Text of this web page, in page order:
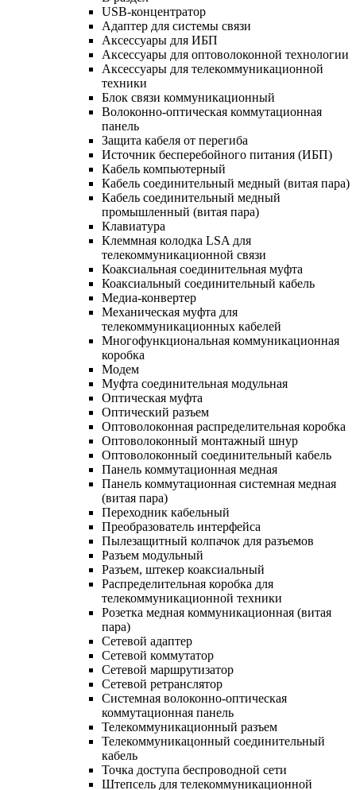
USB-концентратор
Адаптер для системы связи
Аксессуары для ИБП
Аксессуары для оптоволоконной технологии
Аксессуары для телекоммуникационной
техники
Блок связи коммуникационный
Волоконно-оптическая коммутационная
панель
Защита кабеля от перегиба
Источник бесперебойного питания (ИБП)
Кабель компьютерный
Кабель соединительный медный (витая пара)
Кабель соединительный медный
промышленный (витая пара)
Клавиатура
Клеммная колодка LSA для
телекоммуникационной связи
Коаксиальная соединительная муфта
Коаксиальный соединительный кабель
Медиа-конвертер
Механическая муфта для
телекоммуникационных кабелей
Многофункциональная коммуникационная
коробка
Модем
Муфта соединительная модульная
Оптическая муфта
Оптический разъем
Оптоволоконная распределительная коробка
Оптоволоконный монтажный шнур
Оптоволоконный соединительный кабель
Панель коммутационная медная
Панель коммутационная системная медная
(витая пара)
Переходник кабельный
Преобразователь интерфейса
Пылезащитный колпачок для разъемов
Разъем модульный
Разъем, штекер коаксиальный
Распределительная коробка для
телекоммуникационной техники
Розетка медная коммуникационная (витая
пара)
Сетевой адаптер
Сетевой коммутатор
Сетевой маршрутизатор
Сетевой ретранслятор
Системная волоконно-оптическая
коммутационная панель
Телекоммуникационный разъем
Телекоммуникацонный соединительный
кабель
Точка доступа беспроводной сети
Штепсель для телекоммуникационной